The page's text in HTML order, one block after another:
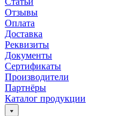
Отзывы
Оплата
Доставка
Реквизиты
Документы
Сертификаты
Производители
Партнёры
Каталог продукции